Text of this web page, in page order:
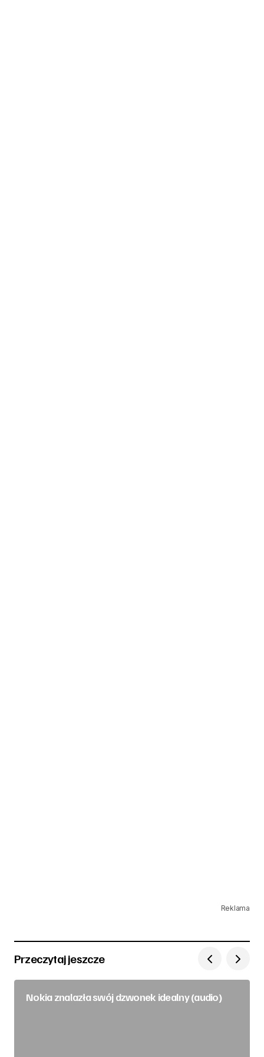
Reklama
Przeczytaj jeszcze
Nokia znalazła swój dzwonek idealny (audio)